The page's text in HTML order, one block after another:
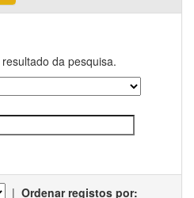
da pesquisa.
| Ordenar registos por: